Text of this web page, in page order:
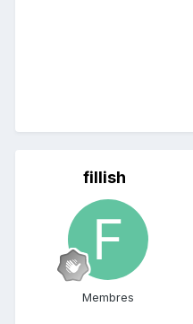
fillish
Membres